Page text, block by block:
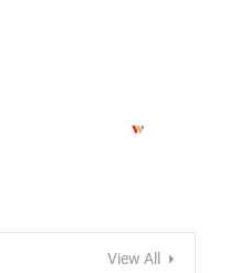
View All